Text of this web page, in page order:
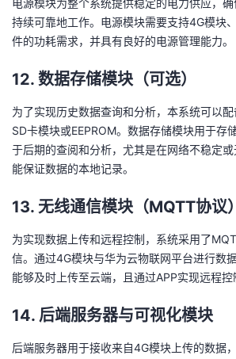
电源模块为整个系统提供稳定的电力供应，
持续可靠地工作。电源模块需要支持4G模块
件的功耗需求，并具有良好的电源管理能力。
12. 数据存储模块（可选）
为了实现历史数据查询和分析，本系统可以
SD卡模块或EEPROM。数据存储模块用于存
于后期的查阅和分析，尤其是在网络不稳定
能保证数据的本地记录。
13. 无线通信模块（MQTT协议）
为实现数据上传和远程控制，系统采用了
信。通过4G模块与华为云物联网平台进行数
能够及时上传至云端，且通过APP实现远程控
14. 后端服务器与可视化模块
后端服务器用于接收来自4G模块上传的数据